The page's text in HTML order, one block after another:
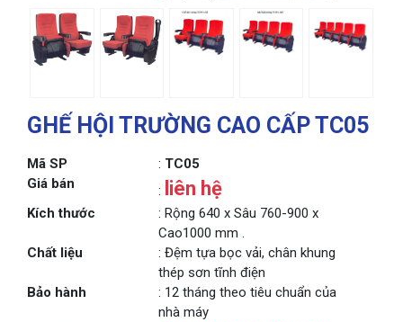
GHẾ HỘI TRƯỜNG CAO CẤP TC05
Mã SP : TC05
Giá bán
: liên hệ
Kích thước
: Rộng 640 x Sâu 760-900 x
Cao1000 mm .
Chất liệu
: Đệm tựa bọc vải, chân khung
thép sơn tĩnh điện
Bảo hành
: 12 tháng theo tiêu chuẩn của
nhà máy